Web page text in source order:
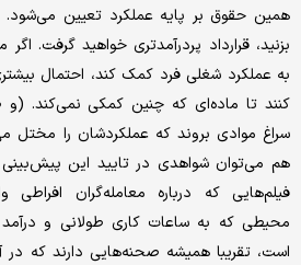
همین حقوق بر پایه عملکرد تعیین می‌شود.
بزنید، قرارداد پردرآمدتری خواهید گرفت.
به عملکرد شغلی فرد کمک کند، احتمال
کنند تا ماده‌ای که چنین کمکی نمی‌کند. (و
سراغ موادی بروند که عملکردشان را مختل
هم می‌توان شواهدی در تایید این
فیلم‌هایی که درباره معامله‌گران افراطی
محیطی که به ساعات کاری طولانی و
است، تقریبا همیشه صحنه‌هایی دارند که در